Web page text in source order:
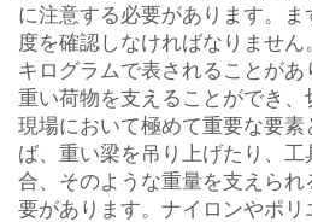
に注意する必要があります。
度を確認しなければなりませ
キログラムで表されることが
重い荷物を支えることができ
現場において極めて重要な要素
ば、重い梁を吊り上げたり、
合、そのような重量を支えら
要があります。ナイロンやポ